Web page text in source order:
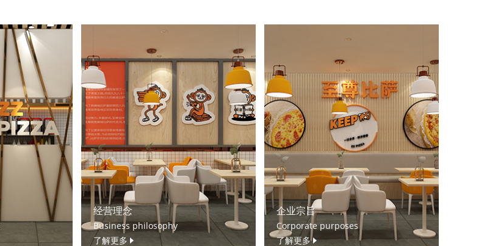
经营理念
Business philosophy
了解更多
企业宗旨
Corporate purposes
了解更多